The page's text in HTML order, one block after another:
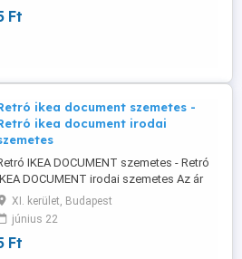
Ft
ikea document szemetes -
ikea document irodai
IKEA DOCUMENT szemetes - Retró
DOCUMENT irodai szemetes Az ár
kérdése. Még az első
van. Kódszáma: 079-607-80 437
Vonalkódja: 079 607 801 461 09
Fekete. Van még irattartó kétféle is
XI. kerület, Budapest
június 22
Ft